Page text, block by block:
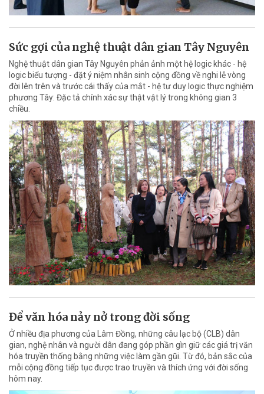
Sức gợi của nghệ thuật dân gian Tây Nguyên
Nghệ thuật dân gian Tây Nguyên phản ảnh một hệ logic khác - hệ
logic biểu tượng - đặt ý niệm nhân sinh cộng đồng về nghi lễ vòng
đời lên trên và trước cái thấy của mắt - hệ tư duy logic thực nghiệm
phương Tây: Đặc tả chính xác sự thật vật lý trong không gian 3
chiều.
Để văn hóa nảy nở trong đời sống
Ở nhiều địa phương của Lâm Đồng, những câu lạc bộ (CLB) dân
gian, nghệ nhân và người dân đang góp phần gìn giữ các giá trị văn
hóa truyền thống bằng những việc làm gần gũi. Từ đó, bản sắc của
mỗi cộng đồng tiếp tục được trao truyền và thích ứng với đời sống
hôm nay.